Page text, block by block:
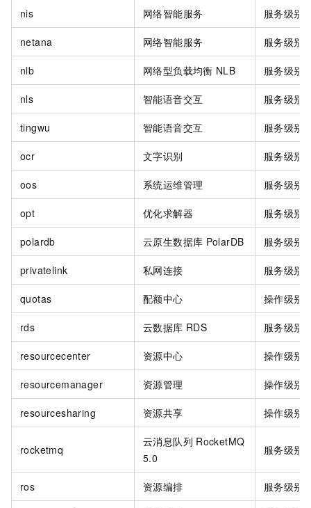
nis 网络智能服务 服务级别
netana 网络智能服务 服务级别
nlb 网络型负载均衡 NLB 服务级别
nls 智能语音交互 服务级别
tingwu 智能语音交互 服务级别
ocr 文字识别 服务级别
oos 系统运维管理 服务级别
opt 优化求解器 服务级别
polardb 云原生数据库 PolarDB 服务级别
privatelink 私网连接 服务级别
quotas 配额中心 操作级别
rds 云数据库 RDS 服务级别
resourcecenter 资源中心 操作级别
resourcemanager 资源管理 操作级别
resourcesharing 资源共享 操作级别
rocketmq
云消息队列 RocketMQ
5.0
服务级别
ros 资源编排 服务级别